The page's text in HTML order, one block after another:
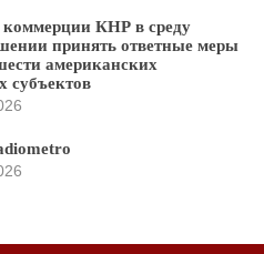
коммерции КНР в среду
принять ответные меры
американских
субъектов